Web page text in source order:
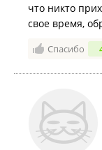
что никто
свое время,
Спасибо